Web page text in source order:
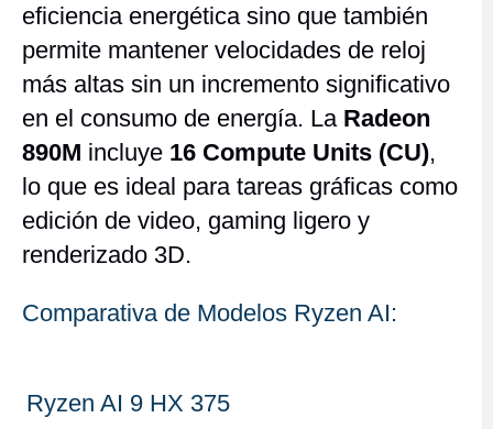
eficiencia energética sino que también
permite mantener velocidades de reloj
más altas sin un incremento significativo
en el consumo de energía. La Radeon
890M incluye 16 Compute Units (CU),
lo que es ideal para tareas gráficas como
edición de video, gaming ligero y
renderizado 3D.
Comparativa de Modelos Ryzen AI:
Ryzen AI 9 HX 375